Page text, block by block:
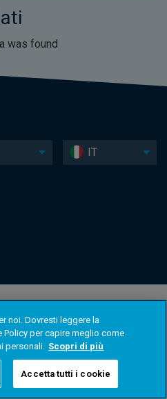
was found
IT
noi. Dovresti leggere la
Policy per capire meglio come
personali. Scopri di più
Accetta tutti i cookie